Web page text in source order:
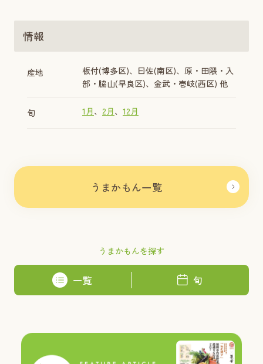
うまかもんを探す
一覧 旬
情報
産地
板付(博多区)、曰佐(南区)、原・田隈・入
部・脇山(早良区)、金武・壱岐(西区) 他
旬 1月 2月 12月
うまかもん一覧